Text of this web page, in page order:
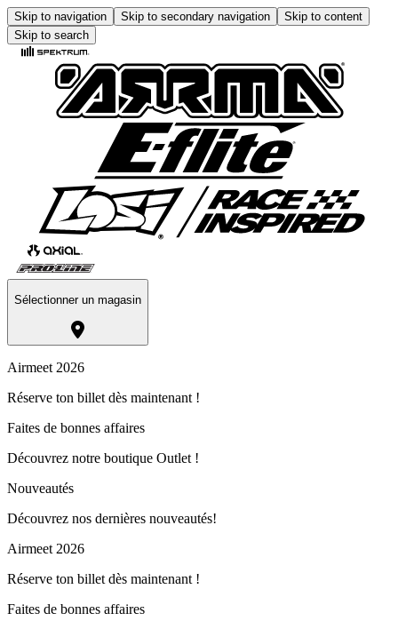
Skip to navigation Skip to secondary navigation
Skip to content
Skip to search
Sélectionner un magasin
Airmeet 2026
Réserve ton billet dès maintenant !
Faites de bonnes affaires
Découvrez notre boutique Outlet !
Nouveautés
Découvrez nos dernières nouveautés!
Airmeet 2026
Réserve ton billet dès maintenant !
Faites de bonnes affaires